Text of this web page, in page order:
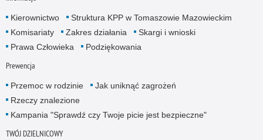
Kierownictwo
Struktura KPP w Tomaszowie Mazowieckim
Komisariaty
Zakres działania
Skargi i wnioski
Prawa Człowieka
Podziękowania
Prewencja
Przemoc w rodzinie
Jak uniknąć zagrożeń
Rzeczy znalezione
Kampania "Sprawdź czy Twoje picie jest bezpieczne"
TWÓJ DZIELNICOWY